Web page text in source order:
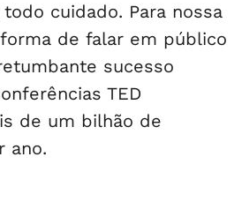
cuidado. Para nossa
de falar em público
sucesso
TED
de um bilhão de
ano.